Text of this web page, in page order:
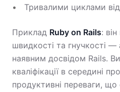
Тривалими циклами
Приклад Ruby on Rails:
швидкості та гнучкості
наявним досвідом Rails.
кваліфікації в середині
продуктивні переваги,